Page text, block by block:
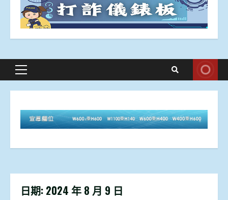
Primary
日期: 2024 年 8 月 9 日